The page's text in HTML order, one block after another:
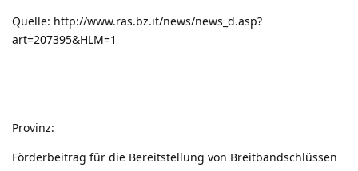
Quelle: http://www.ras.bz.it/news/news_d.asp?
art=207395&HLM=1
Provinz:
Förderbeitrag für die Bereitstellung von Breitbandschlüssen